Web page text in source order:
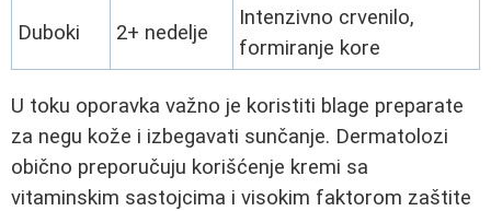
Duboki 2+ nedelje
Intenzivno crvenilo,
formiranje kore
U toku oporavka važno je koristiti blage preparate
za negu kože i izbegavati sunčanje. Dermatolozi
obično preporučuju korišćenje kremi sa
vitaminskim sastojcima i visokim faktorom zaštite